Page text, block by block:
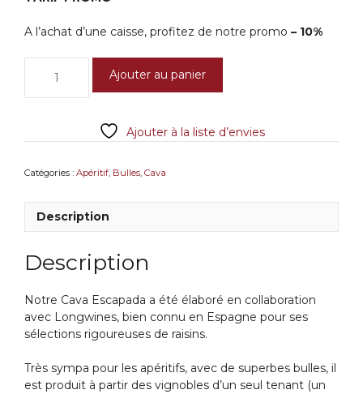
A l’achat d’une caisse, profitez de notre promo – 10%
Cava
Escapada
Brut
Ajouter au panier
Ajouter à la liste d’envies
Catégories : Apéritif Bulles Cava
Description
Description
Notre Cava Escapada a été élaboré en collaboration
avec Longwines, bien connu en Espagne pour ses
sélections rigoureuses de raisins.
Très sympa pour les apéritifs, avec de superbes bulles, il
est produit à partir des vignobles d’un seul tenant (un